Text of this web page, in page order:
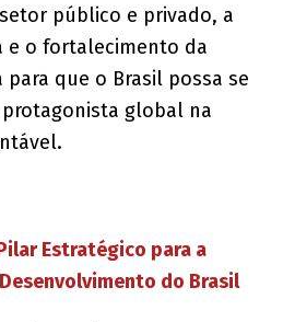
público e privado, a
e o fortalecimento da
que o Brasil possa se
global na
Estratégico para a
do Brasil